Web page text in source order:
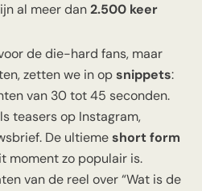
al meer dan2.500 keer
de die-hard fans, maar
zetten we in opsnippets:
van 30 tot 45 seconden.
teasers op Instagram,
De ultiemeshort form
moment zo populair is.
van de reel over“Wat is de